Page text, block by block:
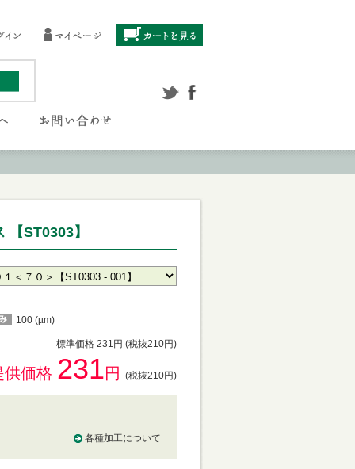
ST0303】
100 (µm)
標準価格 231円 (税抜210円)
供価格 231円 (税抜210円)
各種加工について